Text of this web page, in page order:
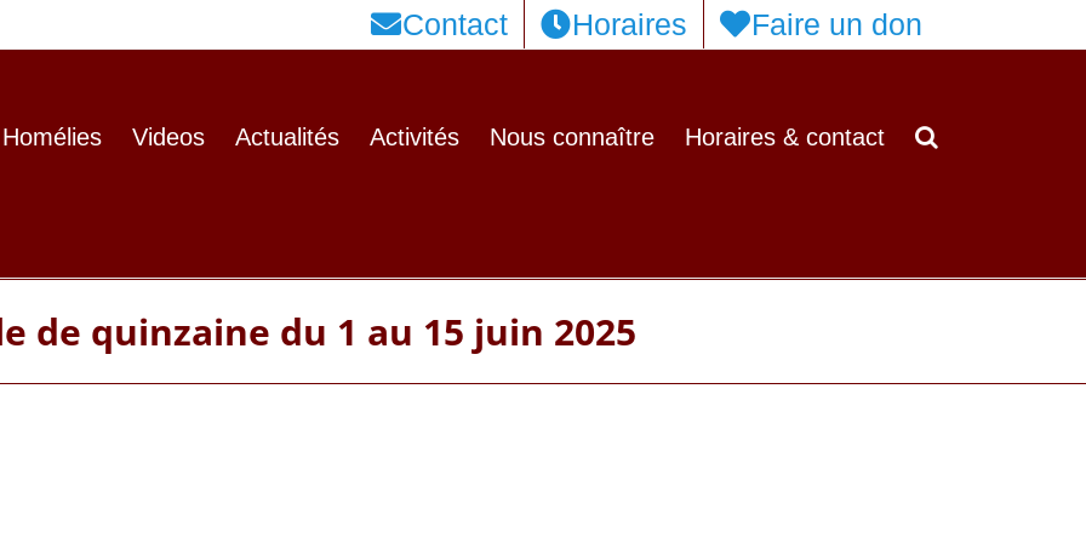
Contact Horaires Faire un don
Homélies Videos Actualités Activités Nous connaître Horaires & contact
de quinzaine du 1 au 15 juin 2025